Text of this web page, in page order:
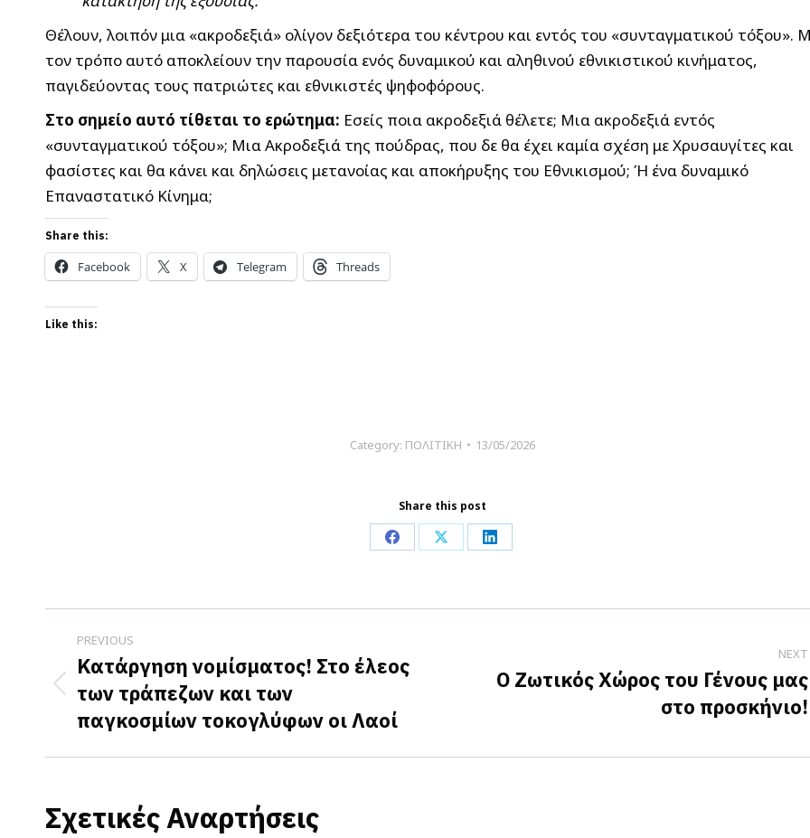
Θέλουν, λοιπόν μια «ακροδεξιά» ολίγον δεξιότερα του κέντρου και εντός του «συνταγματικού τόξου».
τον τρόπο αυτό αποκλείουν την παρουσία ενός δυναμικού και αληθινού εθνικιστικού κινήματος,
παγιδεύοντας τους πατριώτες και εθνικιστές ψηφοφόρους.
Στο σημείο αυτό τίθεται το ερώτημα: Εσείς ποια ακροδεξιά θέλετε; Μια ακροδεξιά εντός
«συνταγματικού τόξου»; Μια Ακροδεξιά της πούδρας, που δε θα έχει καμία σχέση με Χρυσαυγίτες και
φασίστες και θα κάνει και δηλώσεις μετανοίας και αποκήρυξης του Εθνικισμού; Ή ένα δυναμικό
Επαναστατικό Κίνημα;
Share this:
Facebook X Telegram Threads
Like this:
Category: ΠΟΛΙΤΙΚΗ 13/05/2026
Share this post
Share
Facebook
Share
X
Share
LinkedIn
Post
navigation
PREVIOUS
Previous
post:
Κατάργηση νομίσματος! Στο έλεος
των τράπεζων και των
παγκοσμίων τοκογλύφων οι Λαοί
NEXT
Next
Ο Ζωτικός Χώρος του Γένους μας
στο προσκήνιο!
Σχετικές Αναρτήσεις